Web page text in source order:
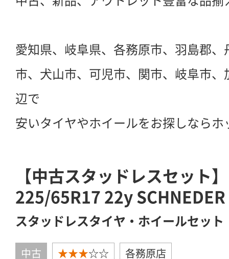
愛知県、岐阜県、各務原市、羽島郡
市、犬山市、可児市、関市、岐阜市
辺で
安いタイヤやホイールをお探しなら
【中古スタッドレスセット
225/65R17 22y
スタッドレスタイヤ・ホイールセット
中古 ★★★☆☆ 各務原店